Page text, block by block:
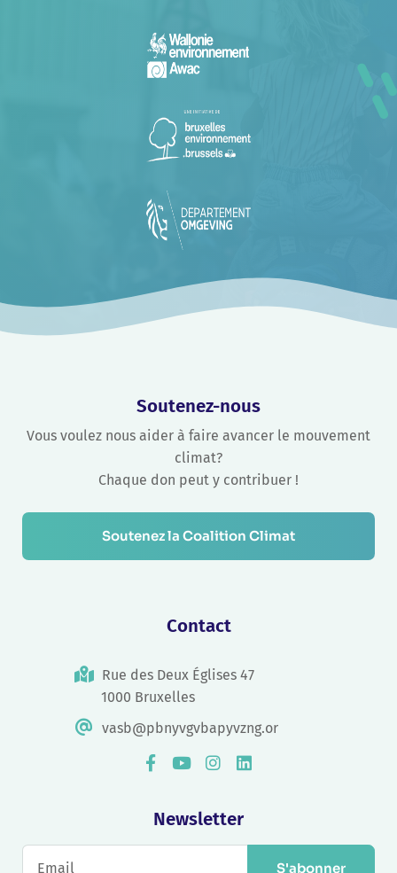
Soutenez-nous
Vous voulez nous aider à faire avancer le mouvement
climat?
Chaque don peut y contribuer !
Soutenez la Coalition Climat
Contact
Rue des Deux Églises 47
1000 Bruxelles
vasb@pbnyvgvbapyvzng.or
Newsletter
S'abonner